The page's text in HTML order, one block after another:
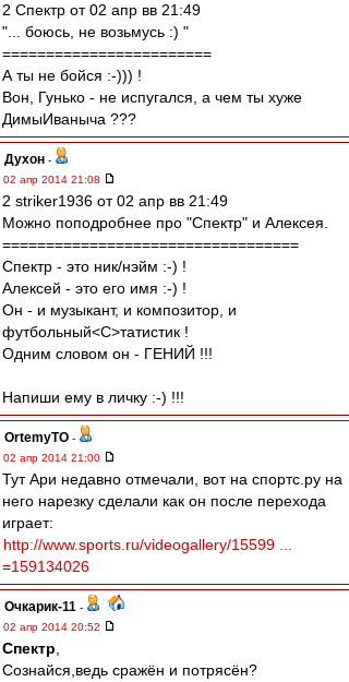
2 Спектр от 02 апр вв 21:49
"... боюсь, не возьмусь :) "
========================
А ты не бойся :-))) !
Вон, Гунько - не испугался, а чем ты хуже
ДимыИваныча ???
Духон -
02 апр 2014 21:08
2 striker1936 от 02 апр вв 21:49
Можно поподробнее про "Спектр" и Алексея.
==================================
Спектр - это ник/нэйм :-) !
Алексей - это его имя :-) !
Он - и музыкант, и композитор, и
футбольный<C>татистик !
Одним словом он - ГЕНИЙ !!!
Напиши ему в личку :-) !!!
OrtemyTO -
02 апр 2014 21:00
Тут Ари недавно отмечали, вот на спортс.ру на
него нарезку сделали как он после перехода
играет:
http://www.sports.ru/videogallery/15599 ...
=159134026
Очкарик-11 -
02 апр 2014 20:52
Спектр
Сознайся,ведь сражён и потрясён?